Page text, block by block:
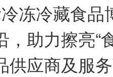
冻冷藏食
助力擦亮“
供应商及服